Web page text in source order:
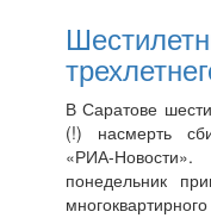
В Саратове
(!) насмерть
«РИА-
понедельник